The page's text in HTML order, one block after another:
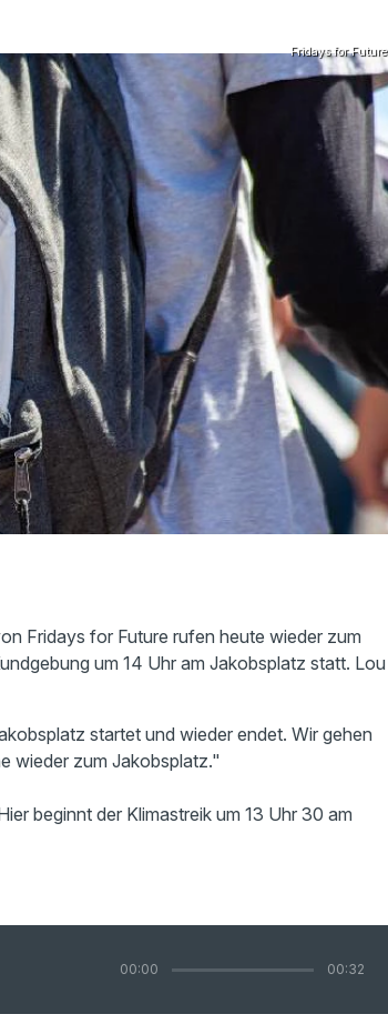
Fridays for Future
Fridays for Future rufen heute wieder zum
um 14 Uhr am Jakobsplatz statt. Lou
startet und wieder endet. Wir gehen
wieder zum Jakobsplatz."
beginnt der Klimastreik um 13 Uhr 30 am
00:00 00:32